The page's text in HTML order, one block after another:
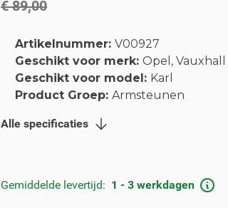
€ 89,00
Artikelnummer: V00927
Geschikt voor merk: Opel, Vauxhall
Geschikt voor model: Karl
Product Groep: Armsteunen
Alle specificaties
Gemiddelde levertijd: 1 - 3 werkdagen